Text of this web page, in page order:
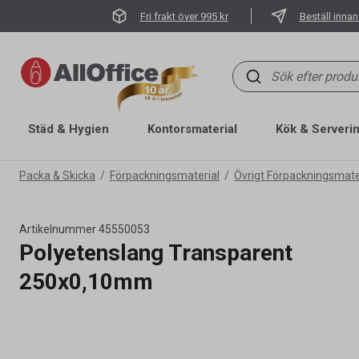
Fri frakt över 995 kr Beställ
Städ & Hygien Kontorsmaterial Kök &
Packa & Skicka Förpackningsmaterial Övrigt
Artikelnummer45550053
Polyetenslang Transparent
250x0,10mm